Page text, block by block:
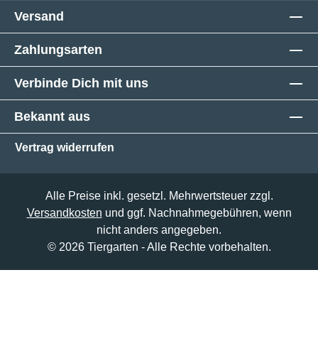
Versand
Zahlungsarten
Verbinde Dich mit uns
Bekannt aus
Vertrag widerrufen
Alle Preise inkl. gesetzl. Mehrwertsteuer zzgl.
Versandkosten und ggf. Nachnahmegebühren, wenn
nicht anders angegeben.
© 2026 Tiergarten - Alle Rechte vorbehalten.